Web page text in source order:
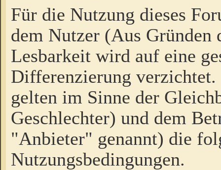
Für die Nutzung dieses
dem Nutzer (Aus Gründen
Lesbarkeit wird auf eine
Differenzierung
gelten im Sinne der
Geschlechter) und dem
"Anbieter" genannt) die
Nutzungsbedingungen.